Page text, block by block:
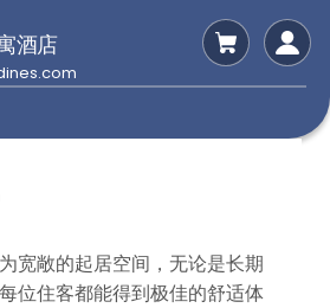
酒店
宽敞的起居空间，无论是长期
位住客都能得到极佳的舒适体